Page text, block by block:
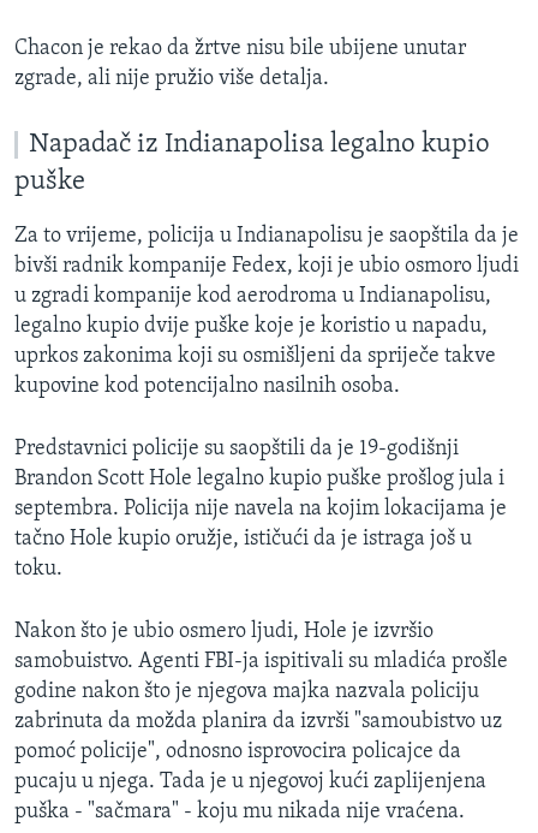
Chacon je rekao da žrtve nisu bile ubijene unutar
zgrade, ali nije pružio više detalja.
Napadač iz Indianapolisa legalno kupio
puške
Za to vrijeme, policija u Indianapolisu je saopštila da je
bivši radnik kompanije Fedex, koji je ubio osmoro ljudi
u zgradi kompanije kod aerodroma u Indianapolisu,
legalno kupio dvije puške koje je koristio u napadu,
uprkos zakonima koji su osmišljeni da spriječe takve
kupovine kod potencijalno nasilnih osoba.
Predstavnici policije su saopštili da je 19-godišnji
Brandon Scott Hole legalno kupio puške prošlog jula i
septembra. Policija nije navela na kojim lokacijama je
tačno Hole kupio oružje, ističući da je istraga još u
toku.
Nakon što je ubio osmero ljudi, Hole je izvršio
samobuistvo. Agenti FBI-ja ispitivali su mladića prošle
godine nakon što je njegova majka nazvala policiju
zabrinuta da možda planira da izvrši "samoubistvo uz
pomoć policije", odnosno isprovocira policajce da
pucaju u njega. Tada je u njegovoj kući zaplijenjena
puška - "sačmara" - koju mu nikada nije vraćena.